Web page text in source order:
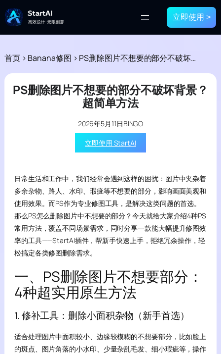
立即使用 >
首页 > Banana修图 > PS删除图片不想要的部分不破坏背景？超简单方法
PS删除图片不想要的部分不破坏背景？
超简单方法
2026年5月11日BINGO
立即使用 StartAI
日常生活和工作中，我们经常会遇到这样的困扰：图片中夹杂着
多余杂物、路人、水印、瑕疵等不想要的部分，影响画面美观和
使用效果。而PS作为专业修图工具，是解决这类问题的首选。
那么PS怎么删除图片中不想要的部分？今天就给大家介绍4种PS
常用方法，覆盖不同场景需求，同时分享一款能大幅提升修图效
率的工具——StartAI插件，帮新手快速上手，拒绝冗余操作，轻
松搞定各类修图删除需求。
一、PS删除图片不想要部分：
4种超实用原生方法
1. 修补工具：删除小面积杂物（新手首选）
适合处理图片中面积较小、边缘较模糊的不想要部分，比如脸上
的斑点、图片角落的小水印、少量杂乱毛发、细小瑕疵等，操作